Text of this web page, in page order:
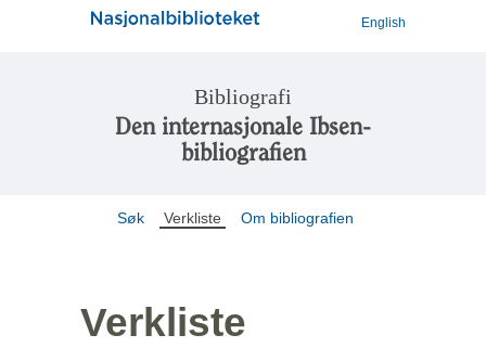
English
Bibliografi
Den internasjonale Ibsen-
bibliografien
Søk Verkliste Om bibliografien
Verkliste